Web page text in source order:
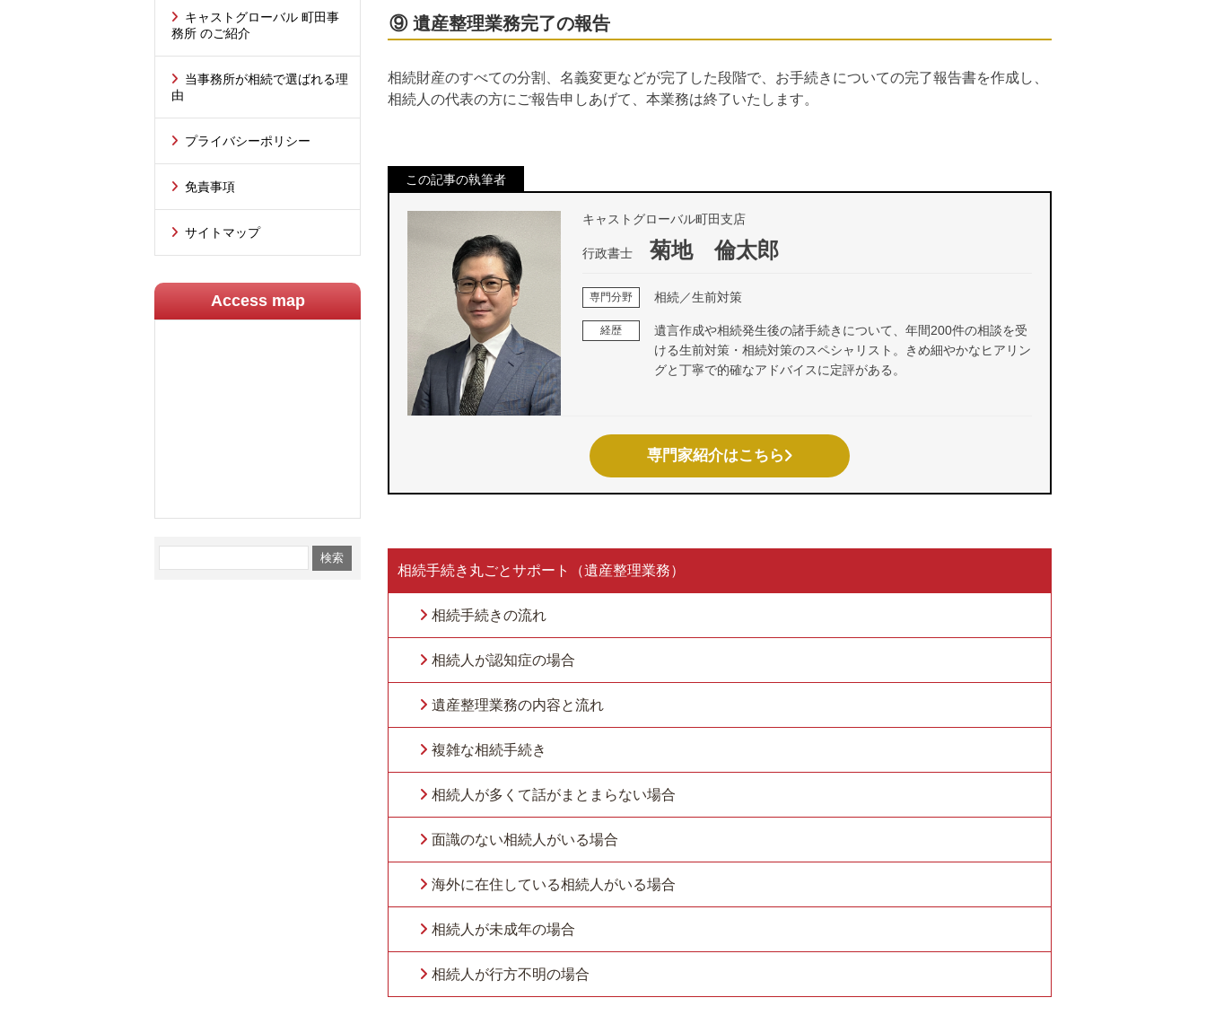
キャストグローバル 町田事
務所 のご紹介
当事務所が相続で選ばれる理
由
プライバシーポリシー
免責事項
サイトマップ
Access map
⑨ 遺産整理業務完了の報告
相続財産のすべての分割、名義変更などが完了した段階で、お手続きについての完了報告書を作成し、
相続人の代表の方にご報告申しあげて、本業務は終了いたします。
この記事の執筆者
キャストグローバル町田支店
行政書士 菊地 倫太郎
専門分野 相続／生前対策
経歴
遺言作成や相続発生後の諸手続きについて、年間200件の相談を受
ける生前対策・相続対策のスペシャリスト。きめ細やかなヒアリン
グと丁寧で的確なアドバイスに定評がある。
専門家紹介はこちら
相続手続き丸ごとサポート（遺産整理業務）
相続手続きの流れ
相続人が認知症の場合
遺産整理業務の内容と流れ
複雑な相続手続き
相続人が多くて話がまとまらない場合
面識のない相続人がいる場合
海外に在住している相続人がいる場合
相続人が未成年の場合
相続人が行方不明の場合